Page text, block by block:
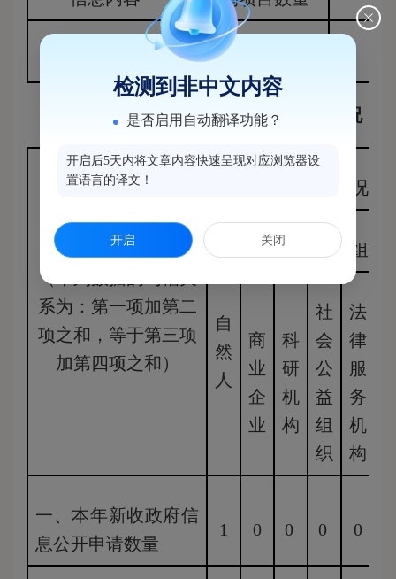
三、收到和处理政府信息公开申请情况
（本列数据的勾稽关
系为：第一项加第二
项之和，等于第三项
加第四项之和）
申请人情况
自
然
人
法人或其他组织
商
业
企
业
科
研
机
构
社
会
公
益
组
织
法
律
服
务
机
构
一、本年新收政府信
息公开申请数量
1 0 0 0 0
检测到非中文内容
是否启用自动翻译功能？
开启后5天内将文章内容快速呈现对应浏览器设
置语言的译文！
开启 关闭